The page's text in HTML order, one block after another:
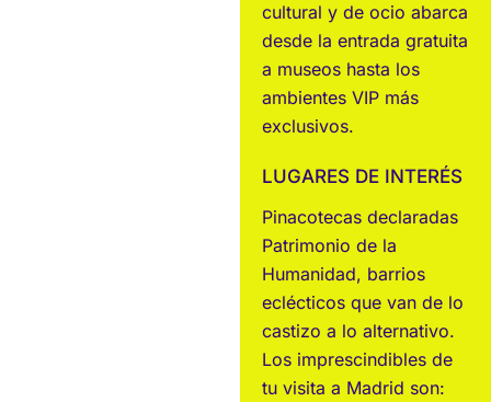
cultural y de ocio abarca
desde la entrada gratuita
a museos hasta los
ambientes VIP más
exclusivos.
LUGARES DE INTERÉS
Pinacotecas declaradas
Patrimonio de la
Humanidad, barrios
eclécticos que van de lo
castizo a lo alternativo.
Los imprescindibles de
tu visita a Madrid son: